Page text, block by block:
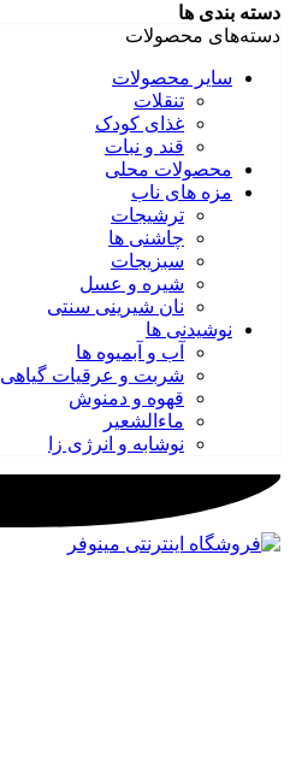
دسته بندی ها
دسته‌های محصولات
سایر محصولات
تنقلات
غذای کودک
قند و نبات
محصولات محلی
مزه های ناب
ترشیجات
چاشنی ها
سبزیجات
شیره و عسل
نان شیرینی سنتی
نوشیدنی ها
آب و آبمیوه ها
شربت و عرقیات گیاهی
قهوه و دمنوش
ماءالشعیر
نوشابه و انرژی زا